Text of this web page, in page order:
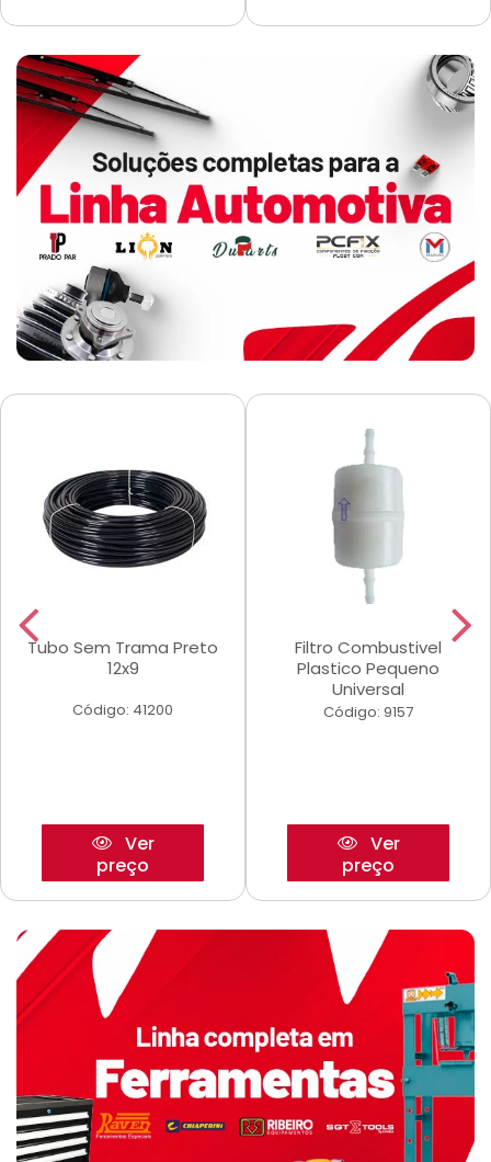
Tubo Sem Trama Preto
12x9
Código: 41200
Ver
preço
Filtro Combustivel
Plastico Pequeno
Universal
Código: 9157
Ver
preço